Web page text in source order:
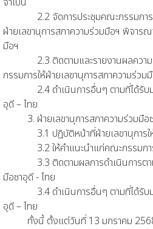
2.2 จัดการประชุมคณะกรรมการ แ
ฝ่ายเลขานุการสภาความร่วมมือฯ พิจาร
มือฯ
2.3 ติดตามและรายงานผลความคื
กรรมการให้ฝ่ายเลขานุการสภาความร่วม
2.4 ดำเนินการอื่นๆ ตามที่ได้รับมอ
อุดี – ไทย
3. ฝ่ายเลขานุการสภาความร่วมมือซ
3.1 ปฏิบัติหน้าที่ฝ่ายเลขานุการให้
3.2 ให้คำแนะนำแก่คณะกรรมการ
3.3 ติดตามผลการดำเนินการตาม
มือซาอุดี - ไทย
3.4 ดำเนินการอื่นๆ ตามที่ได้รับมอ
อุดี – ไทย
ทั้งนี้ ตั้งแต่วันที่ 13 มกราคม